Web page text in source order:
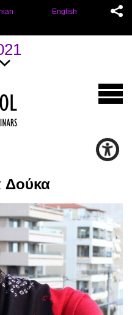
English
Δούκα